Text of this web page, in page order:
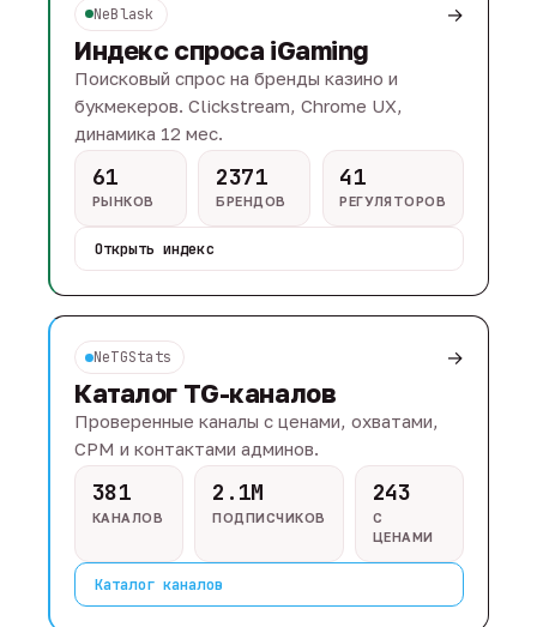
NeBlask →
Индекс спроса iGaming
Поисковый спрос на бренды казино и
букмекеров. Clickstream, Chrome UX,
динамика 12 мес.
61
РЫНКОВ
2371
БРЕНДОВ
41
РЕГУЛЯТОРОВ
Открыть индекс
NeTGStats →
Каталог TG-каналов
Проверенные каналы с ценами, охватами,
CPM и контактами админов.
381
КАНАЛОВ
2.1M
ПОДПИСЧИКОВ
243
С
ЦЕНАМИ
Каталог каналов